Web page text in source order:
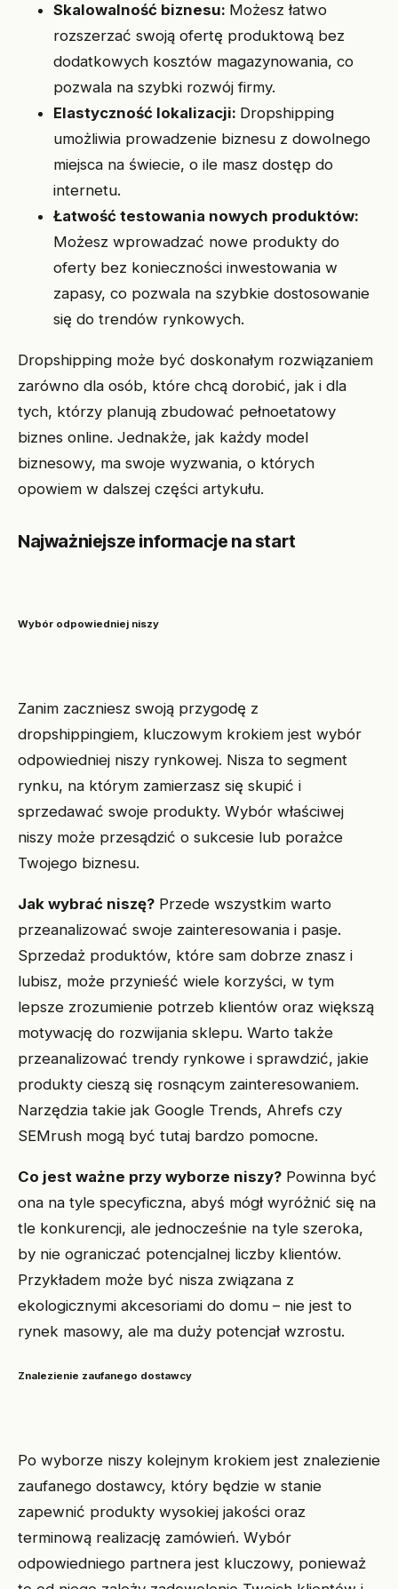
Skalowalność biznesu: Możesz łatwo
rozszerzać swoją ofertę produktową bez
dodatkowych kosztów magazynowania, co
pozwala na szybki rozwój firmy.
Elastyczność lokalizacji: Dropshipping
umożliwia prowadzenie biznesu z dowolnego
miejsca na świecie, o ile masz dostęp do
internetu.
Łatwość testowania nowych produktów:
Możesz wprowadzać nowe produkty do
oferty bez konieczności inwestowania w
zapasy, co pozwala na szybkie dostosowanie
się do trendów rynkowych.
Dropshipping może być doskonałym rozwiązaniem
zarówno dla osób, które chcą dorobić, jak i dla
tych, którzy planują zbudować pełnoetatowy
biznes online. Jednakże, jak każdy model
biznesowy, ma swoje wyzwania, o których
opowiem w dalszej części artykułu.
Najważniejsze informacje na start
Wybór odpowiedniej niszy
Zanim zaczniesz swoją przygodę z
dropshippingiem, kluczowym krokiem jest wybór
odpowiedniej niszy rynkowej. Nisza to segment
rynku, na którym zamierzasz się skupić i
sprzedawać swoje produkty. Wybór właściwej
niszy może przesądzić o sukcesie lub porażce
Twojego biznesu.
Jak wybrać niszę? Przede wszystkim warto
przeanalizować swoje zainteresowania i pasje.
Sprzedaż produktów, które sam dobrze znasz i
lubisz, może przynieść wiele korzyści, w tym
lepsze zrozumienie potrzeb klientów oraz większą
motywację do rozwijania sklepu. Warto także
przeanalizować trendy rynkowe i sprawdzić, jakie
produkty cieszą się rosnącym zainteresowaniem.
Narzędzia takie jak Google Trends, Ahrefs czy
SEMrush mogą być tutaj bardzo pomocne.
Co jest ważne przy wyborze niszy? Powinna być
ona na tyle specyficzna, abyś mógł wyróżnić się na
tle konkurencji, ale jednocześnie na tyle szeroka,
by nie ograniczać potencjalnej liczby klientów.
Przykładem może być nisza związana z
ekologicznymi akcesoriami do domu – nie jest to
rynek masowy, ale ma duży potencjał wzrostu.
Znalezienie zaufanego dostawcy
Po wyborze niszy kolejnym krokiem jest znalezienie
zaufanego dostawcy, który będzie w stanie
zapewnić produkty wysokiej jakości oraz
terminową realizację zamówień. Wybór
odpowiedniego partnera jest kluczowy, ponieważ